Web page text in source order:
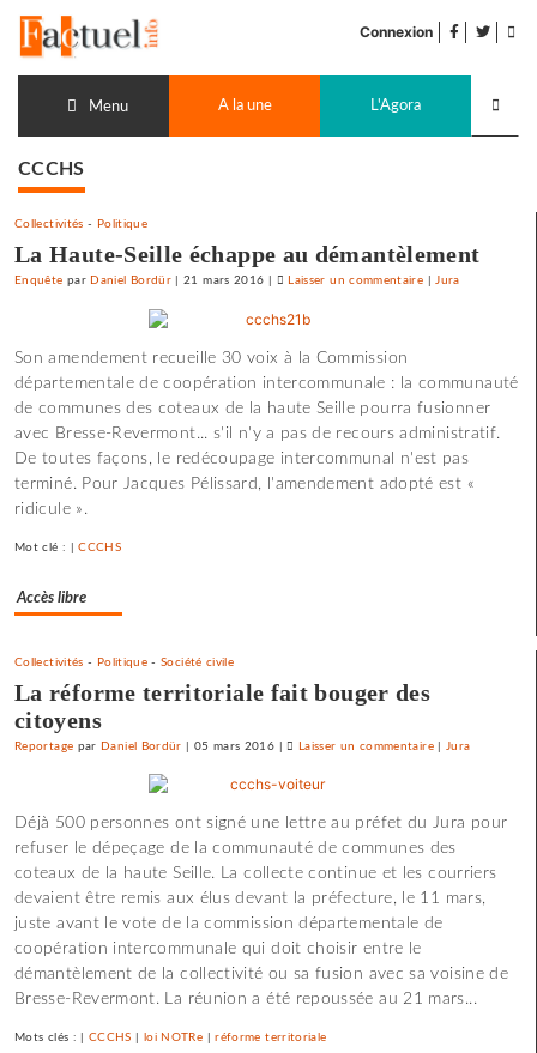
contenu
Connexion facebook
twitter
Menu A la une L'Agora
CCCHS
Collectivités - Politique
La Haute-Seille échappe au démantèlement
Enquête par Daniel Bordür |21 mars 2016 Laisser un commentaire on
échappe
au
démantèlement
Jura
Son amendement recueille 30 voix à la Commission
départementale de coopération intercommunale : la communauté
de communes des coteaux de la haute Seille pourra fusionner
avec Bresse-Revermont... s'il n'y a pas de recours administratif.
De toutes façons, le redécoupage intercommunal n'est pas
terminé. Pour Jacques Pélissard, l'amendement adopté est «
ridicule ».
Mot clé : |CCCHS
Accès libre
Collectivités - Politique -Société civile
La réforme territoriale fait bouger des
citoyens
Reportage par Daniel Bordür 05 mars 2016 Laisser un commentaireon
Seille
échappe
au
démantèlement
| Jura
Déjà 500 personnes ont signé une lettre au préfet du Jura pour
refuser le dépeçage de la communauté de communes des
coteaux de la haute Seille. La collecte continue et les courriers
devaient être remis aux élus devant la préfecture, le 11 mars,
juste avant le vote de la commission départementale de
coopération intercommunale qui doit choisir entre le
démantèlement de la collectivité ou sa fusion avec sa voisine de
Bresse-Revermont. La réunion a été repoussée au 21 mars...
Mots clés : |CCCHS loi NOTRe |réforme territoriale